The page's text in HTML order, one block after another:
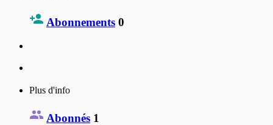
Abonnements 0
Plus d'info
Abonnés 1